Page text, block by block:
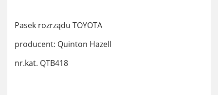
Pasek rozrządu TOYOTA
producent: Quinton Hazell
nr.kat. QTB418